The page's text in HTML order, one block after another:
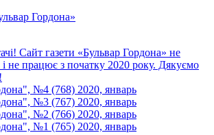
Гордона»
Сайт газети «Бульвар Гордона» не
не працює з початку 2020 року. Дякуємо
№4 (768) 2020, январь
№3 (767) 2020, январь
№2 (766) 2020, январь
№1 (765) 2020, январь